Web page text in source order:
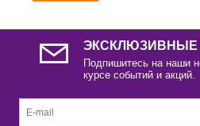
ЭКСКЛЮЗИВНЫЕ
Подпишитесь на наши
курсе событий и акций.